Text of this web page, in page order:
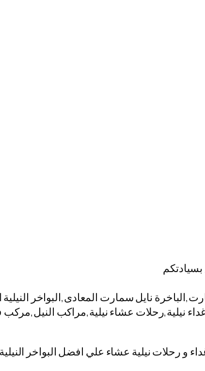
نايل سمارت المعادى,البواخر النيلية
غداء نيلية,رحلات عشاء نيلية,مراكب
و رحلات نيلية عشاء علي افضل البواخر